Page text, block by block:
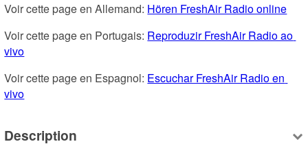
Voir cette page en Allemand: Hören FreshAir Radio online
Voir cette page en Portugais: Reproduzir FreshAir Radio ao
vivo
Voir cette page en Espagnol: Escuchar FreshAir Radio en
vivo
Description